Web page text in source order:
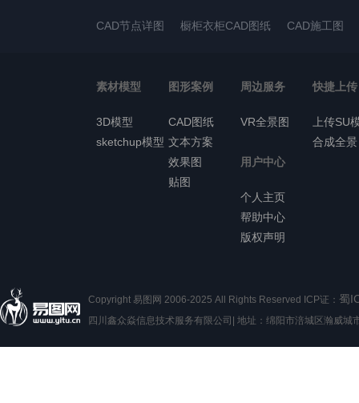
CAD节点详图 橱柜衣柜CAD图纸 CAD施工图
素材模型
3D模型
sketchup模型
图形案例
CAD图纸
文本方案
效果图
贴图
周边服务
VR全景图
快捷上传
上传SU
合成全景
用户中心
个人主页
帮助中心
版权声明
Copyright 易图网 2006-2025 All Rights Reserved ICP证： 蜀
四川鑫众焱信息技术服务有限公司| 地址：绵阳市涪城区瀚威城